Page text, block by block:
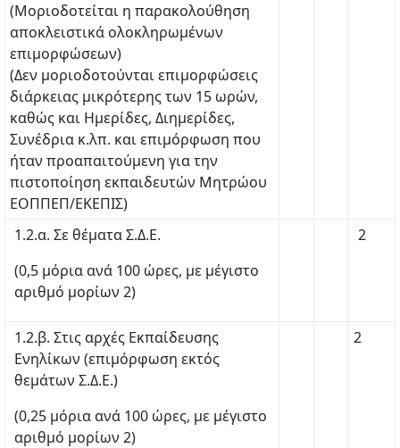
(Μοριοδοτείται η παρακολούθηση
αποκλειστικά ολοκληρωμένων
επιμορφώσεων)
(Δεν μοριοδοτούνται επιμορφώσεις
διάρκειας μικρότερης των 15 ωρών,
καθώς και Ημερίδες, Διημερίδες,
Συνέδρια κ.λπ. και επιμόρφωση που
ήταν προαπαιτούμενη για την
πιστοποίηση εκπαιδευτών Μητρώου
ΕΟΠΠΕΠ/ΕΚΕΠΙΣ)
1.2.α. Σε θέματα Σ.Δ.Ε.
(0,5 μόρια ανά 100 ώρες, με μέγιστο
αριθμό μορίων 2)
2
1.2.β. Στις αρχές Εκπαίδευσης
Ενηλίκων (επιμόρφωση εκτός
θεμάτων Σ.Δ.Ε.)
(0,25 μόρια ανά 100 ώρες, με μέγιστο
αριθμό μορίων 2)
2